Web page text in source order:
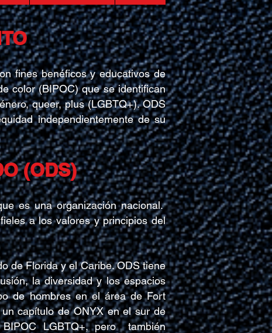
fines benéficos y educativos de
color (BIPOC) que se identifican
queer, plus (LGBTQ+). ODS
independientemente de su
(ODS)
es una organización nacional.
a los valores y principios del
de Florida y el Caribe. ODS tiene
la diversidad y los espacios
de hombres en el área de Fort
capítulo de ONYX en el sur de
LGBTQ+, pero
también